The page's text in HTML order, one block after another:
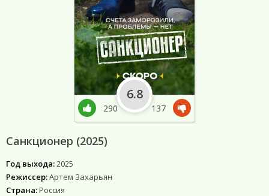
Санкционер (2025)
Год выхода:2025
Режиссер:Артем Захарьян
Страна:Россия
290
6.8
137